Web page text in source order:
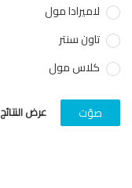
لاميرادا مول
تاون سنتر
كلاس مول
صوّت عرض النتائج